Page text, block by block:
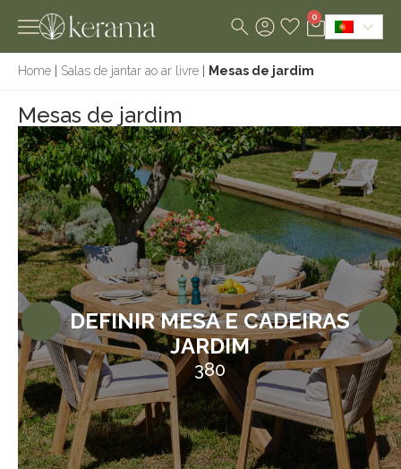
0
Home Salas de jantar ao ar livre Mesas de jardim
Mesas de jardim
DEFINIR MESA E CADEIRAS
JARDIM
380